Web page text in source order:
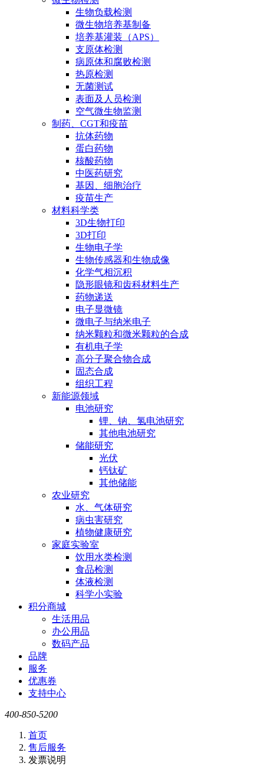
生物负载检测
微生物培养基制备
培养基灌装（APS）
支原体检测
病原体和腐败检测
热原检测
无菌测试
表面及人员检测
空气微生物监测
制药、CGT和疫苗
抗体药物
蛋白药物
核酸药物
中医药研究
基因、细胞治疗
疫苗生产
材料科学类
3D生物打印
3D打印
生物电子学
生物传感器和生物成像
化学气相沉积
隐形眼镜和齿科材料生产
药物递送
电子显微镜
微电子与纳米电子
纳米颗粒和微米颗粒的合成
有机电子学
高分子聚合物合成
固态合成
组织工程
新能源领域
电池研究
锂、钠、氢电池研究
其他电池研究
储能研究
光伏
钙钛矿
其他储能
农业研究
水、气体研究
病虫害研究
植物健康研究
家庭实验室
饮用水类检测
食品检测
体液检测
科学小实验
积分商城
生活用品
办公用品
数码产品
品牌
服务
优惠券
支持中心
400-850-5200
首页
售后服务
发票说明